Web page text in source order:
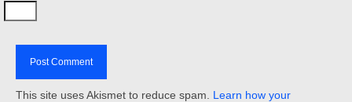
This site uses Akismet to reduce spam. Learn how your